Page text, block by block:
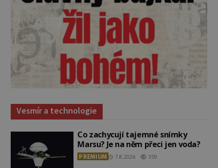
Vesmír a technologie
Co zachycují tajemné snímky
Marsu? Je na něm přeci jen voda?
PREMIUM 7.8.2026 359